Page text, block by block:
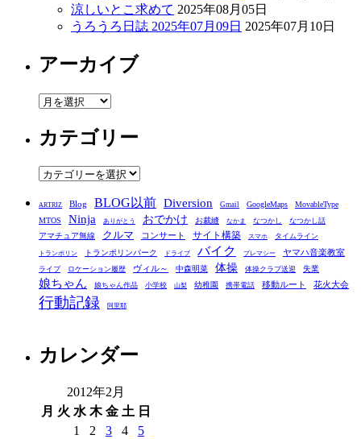
涼しいとこ求めて 2025年08月05日
うろうろ日誌 2025年07月09日 2025年07月10日
アーカイブ
ア
カ
イ
ブ
カテゴリー
カ
ゴ
リ
ー
ARTRIZ Blog BLOG以前 Diversion Gmail GoogleMaps
MovableType
MTOS
Ninja ありがとう おでかけ お裁縫 なかま なつかし なつかし話
アマチュア無線 クルマ コンサート サイト構築 スマホ タイムライン
トランポリン トランポリンパーク ドライブ バイク プレマシー ヤマハ音楽教室
ライブ ロケーション履歴 ヴィル～ 中森明菜 体操 体操クラブ送迎 失業
娘ちゃん 娘ちゃん作品 小学校 山梨 幼稚園 携帯電話 移動ルート 花火大会
行動記録 阿里耶
カレンダー
2012年2月
月 火 水 木 金 土 日
1
2 3 4
5